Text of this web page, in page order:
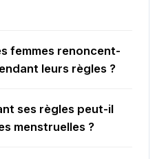
femmes renoncent-
leurs règles ?
ses règles peut-il
menstruelles ?